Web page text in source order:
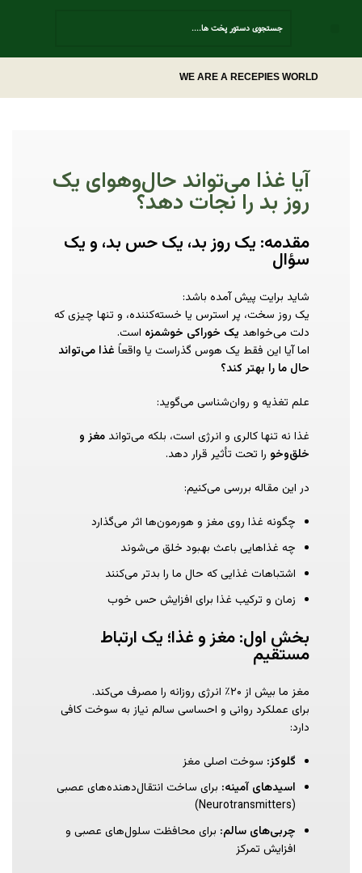
WE ARE A RECEPIES WORLD
آیا غذا می‌تواند حال‌وهوای یک
روز بد را نجات دهد؟
مقدمه: یک روز بد، یک حس بد، و یک
سؤال
شاید برایت پیش آمده باشد:
یک روز سخت، پر استرس یا خسته‌کننده، و تنها چیزی که
دلت می‌خواهد یک خوراکی خوشمزه است.
اما آیا این فقط یک هوس گذراست یا واقعاً غذا می‌تواند
حال ما را بهتر کند؟
علم تغذیه و روان‌شناسی می‌گوید:
غذا نه تنها کالری و انرژی است، بلکه می‌تواند مغز و
خلق‌وخو را تحت تأثیر قرار دهد.
در این مقاله بررسی می‌کنیم:
چگونه غذا روی مغز و هورمون‌ها اثر می‌گذارد
چه غذاهایی باعث بهبود خلق می‌شوند
اشتباهات غذایی که حال ما را بدتر می‌کنند
زمان و ترکیب غذا برای افزایش حس خوب
بخش اول: مغز و غذا؛ یک ارتباط
مستقیم
مغز ما بیش از ۲۰٪ انرژی روزانه را مصرف می‌کند.
برای عملکرد روانی و احساسی سالم نیاز به سوخت کافی
دارد:
گلوکز: سوخت اصلی مغز
اسیدهای آمینه: برای ساخت انتقال‌دهنده‌های عصبی
(Neurotransmitters)
چربی‌های سالم: برای محافظت سلول‌های عصبی و
افزایش تمرکز